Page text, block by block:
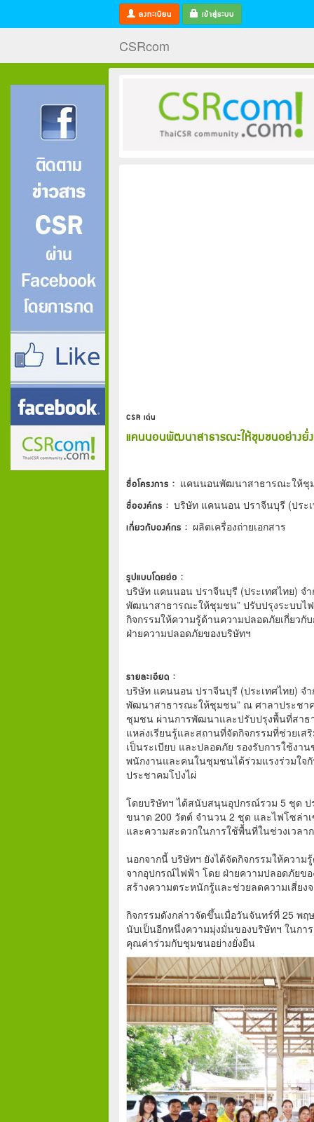
ลงทะเบียน เข้าสู่ระบบ
CSRcom
CSR เด่น
แคนนอนพัฒนาสาธารณะให้ชุมชนอย่างยั่
ชื่อโครงการ : แคนนอนพัฒนาสาธารณะให้ชุ
ชื่อองค์กร : บริษัท แคนนอน ปราจีนบุรี (ประ
เกี่ยวกับองค์กร : ผลิตเครื่องถ่ายเอกสาร
รูปแบบโดยย่อ :
บริษัท แคนนอน ปราจีนบุรี (ประเทศไทย) จ
พัฒนาสาธารณะให้ชุมชน” ปรับปรุงระบบไ
กิจกรรมให้ความรู้ด้านความปลอดภัยเกี่ยว
ฝ่ายความปลอดภัยของบริษัทฯ
รายละเอียด :
บริษัท แคนนอน ปราจีนบุรี (ประเทศไทย) จ
พัฒนาสาธารณะให้ชุมชน” ณ ศาลาประชา
ชุมชน ผ่านการพัฒนาและปรับปรุงพื้นที่สาธ
แหล่งเรียนรู้และสถานที่จัดกิจกรรมที่ช่วยเ
เป็นระเบียบ และปลอดภัย รองรับการใช้งา
พนักงานและคนในชุมชนได้ร่วมแรงร่วมใจ
ประชาคมโป่งไผ่
โดยบริษัทฯ ได้สนับสนุนอุปกรณ์รวม 5 ชุด ป
ขนาด 200 วัตต์ จำนวน 2 ชุด และไฟโซล่า
และความสะดวกในการใช้พื้นที่ในช่วงเวลา
นอกจากนี้ บริษัทฯ ยังได้จัดกิจกรรมให้ควา
จากอุปกรณ์ไฟฟ้า โดย ฝ่ายความปลอดภัยข
สร้างความตระหนักรู้และช่วยลดความเสี่ย
กิจกรรมดังกล่าวจัดขึ้นเมื่อวันจันทร์ที่ 25 พ
นับเป็นอีกหนึ่งความมุ่งมั่นของบริษัทฯ ในกา
คุณค่าร่วมกับชุมชนอย่างยั่งยืน